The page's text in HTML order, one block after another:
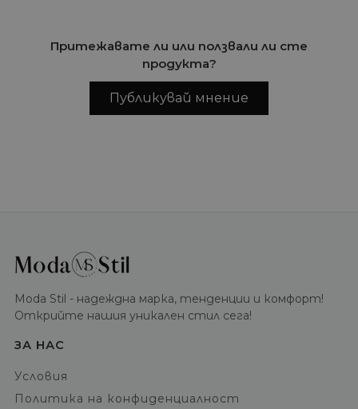
Притежавате ли или ползвали ли сте
продукта?
Публикувай мнение
Moda Stil - надеждна марка, тенденции и комфорт!
Открийте нашия уникален стил сега!
ЗА НАС
Условия
Политика на конфиденциалност